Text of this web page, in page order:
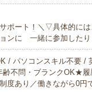
ポート！＼▽具体的に
ンに 一緒に参加した
/ パソコンスキル不要 /
不問・ブランクOK★
度あり／働きながら0円